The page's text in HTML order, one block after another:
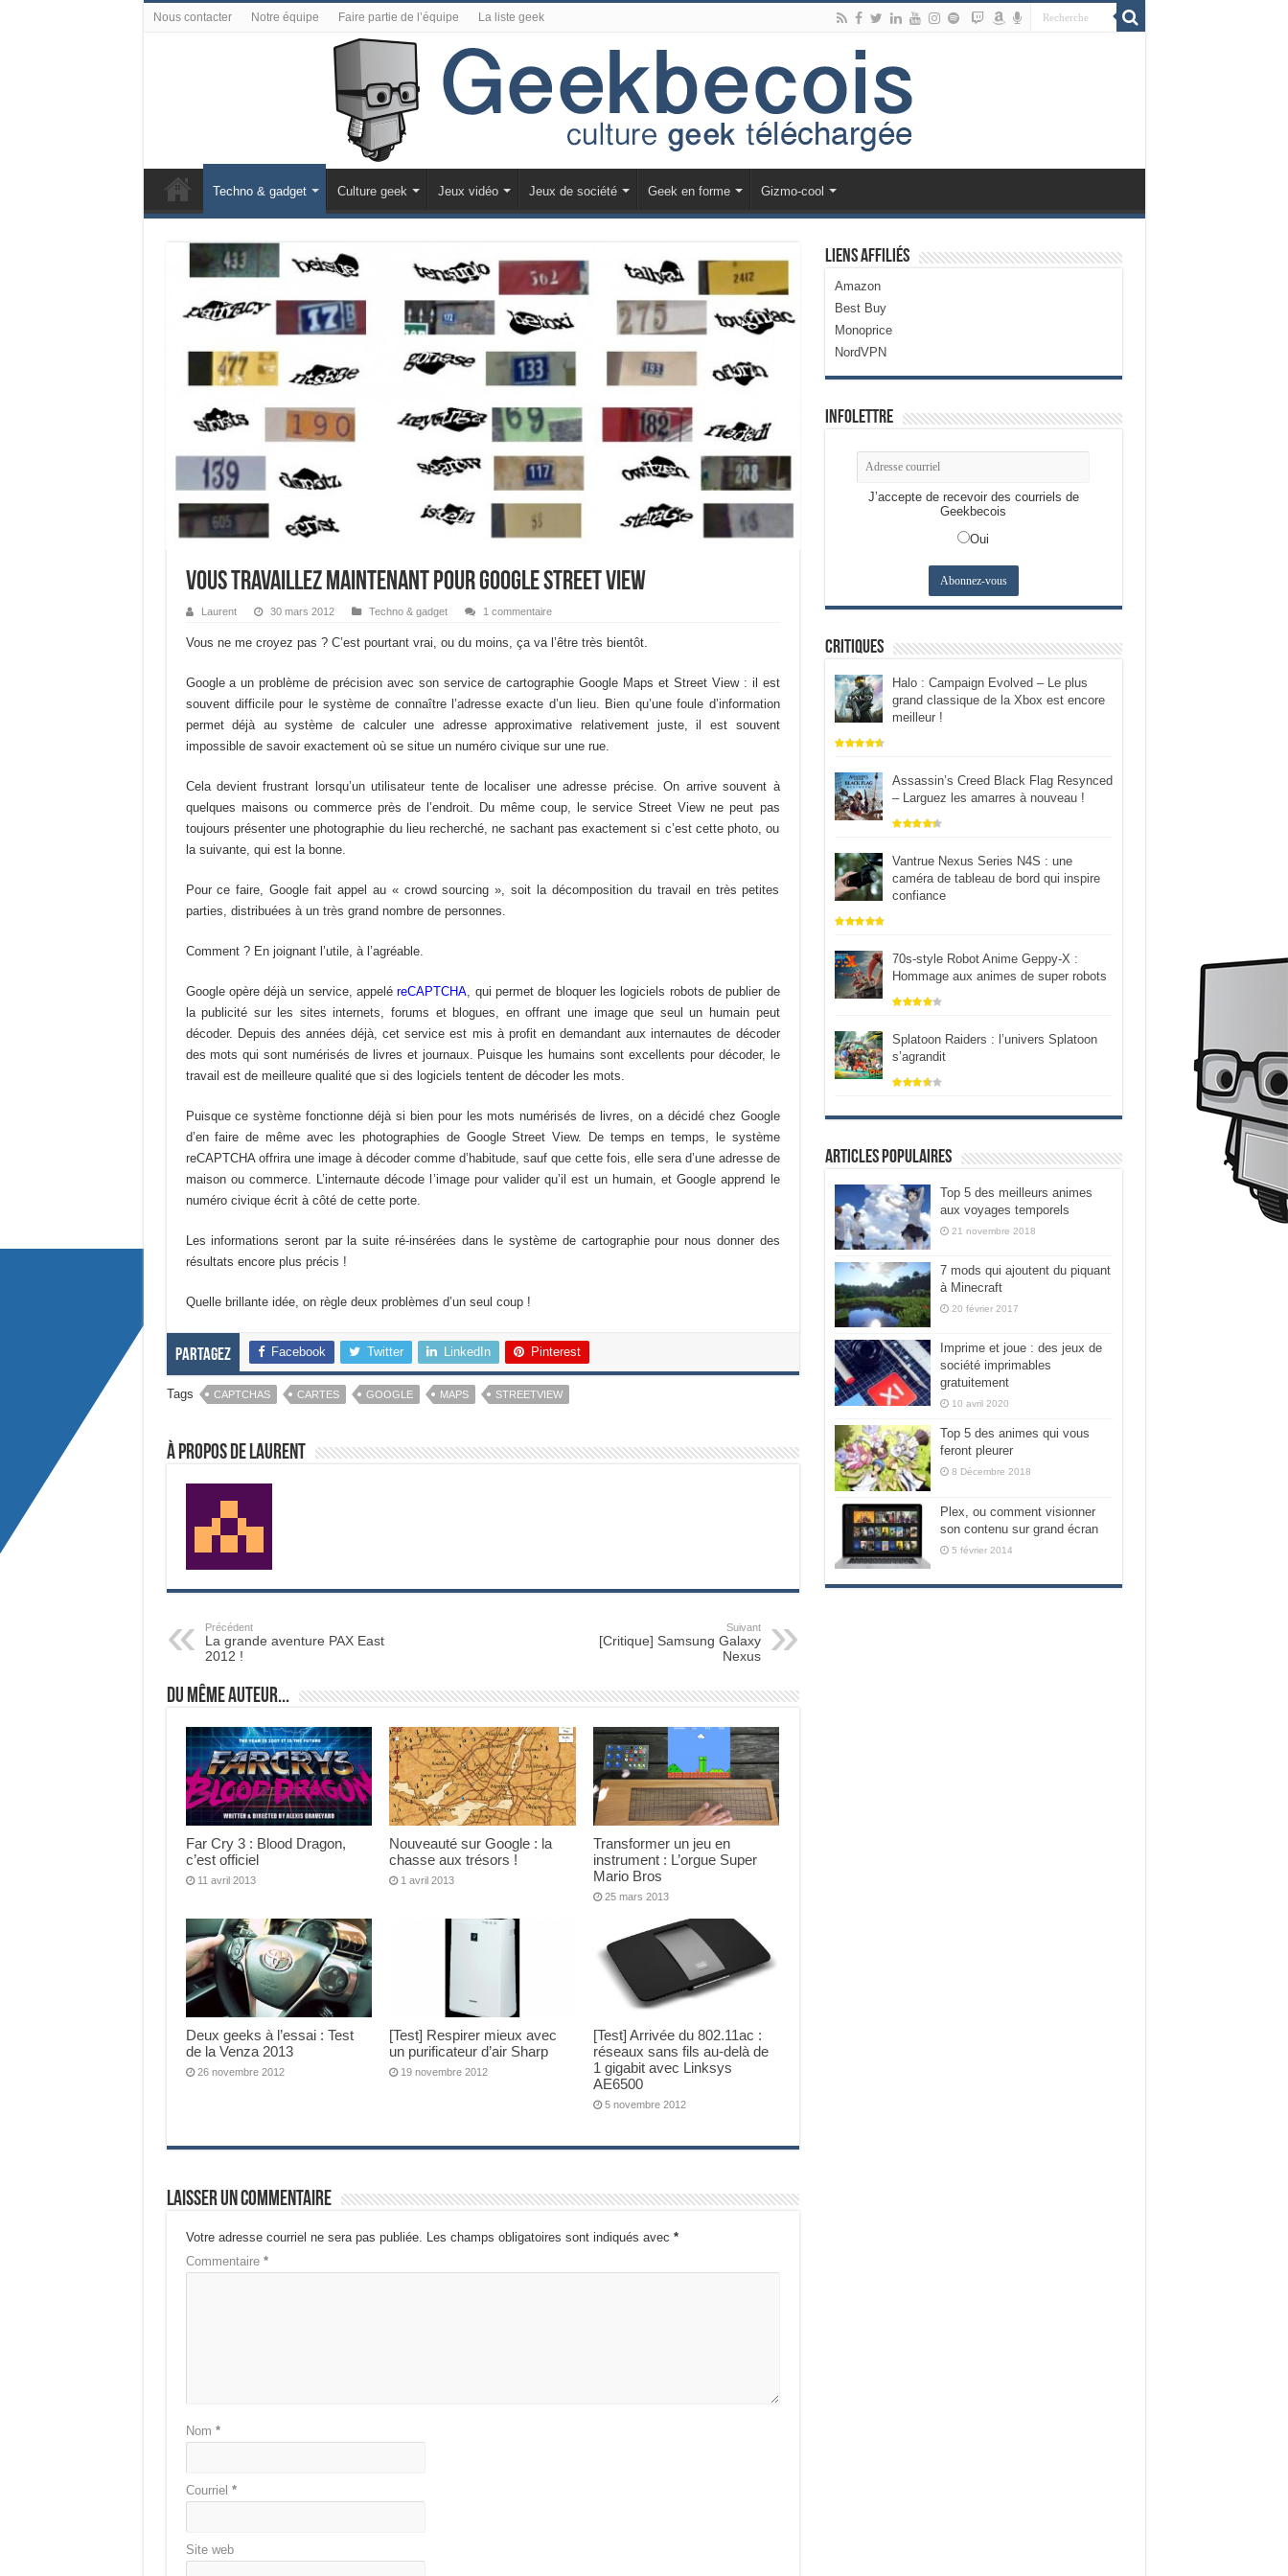
Nous contacter Notre équipe Faire partie de l’équipe La liste geek
Techno & gadget Culture geek Jeux vidéo Jeux de société Geek en forme Gizmo-cool
Vous travaillez maintenant pour Google Street View
Laurent 30 mars 2012 Techno & gadget 1 commentaire
Vous ne me croyez pas ? C’est pourtant vrai, ou du moins, ça va l’être très bientôt.
Google a un problème de précision avec son service de cartographie Google Maps et Street View : il est
souvent difficile pour le système de connaître l’adresse exacte d’un lieu. Bien qu’une foule d’information
permet déjà au système de calculer une adresse approximative relativement juste, il est souvent
impossible de savoir exactement où se situe un numéro civique sur une rue.
Cela devient frustrant lorsqu’un utilisateur tente de localiser une adresse précise. On arrive souvent à
quelques maisons ou commerce près de l’endroit. Du même coup, le service Street View ne peut pas
toujours présenter une photographie du lieu recherché, ne sachant pas exactement si c’est cette photo, ou
la suivante, qui est la bonne.
Pour ce faire, Google fait appel au « crowd sourcing », soit la décomposition du travail en très petites
parties, distribuées à un très grand nombre de personnes.
Comment ? En joignant l’utile, à l’agréable.
Google opère déjà un service, appeléreCAPTCHA , qui permet de bloquer les logiciels robots de publier de
la publicité sur les sites internets, forums et blogues, en offrant une image que seul un humain peut
décoder. Depuis des années déjà, cet service est mis à profit en demandant aux internautes de décoder
des mots qui sont numérisés de livres et journaux. Puisque les humains sont excellents pour décoder, le
travail est de meilleure qualité que si des logiciels tentent de décoder les mots.
Puisque ce système fonctionne déjà si bien pour les mots numérisés de livres, on a décidé chez Google
d’en faire de même avec les photographies de Google Street View. De temps en temps, le système
reCAPTCHA offrira une image à décoder comme d’habitude, sauf que cette fois, elle sera d’une adresse de
maison ou commerce. L’internaute décode l’image pour valider qu’il est un humain, et Google apprend le
numéro civique écrit à côté de cette porte.
Les informations seront par la suite ré-insérées dans le système de cartographie pour nous donner des
résultats encore plus précis !
Quelle brillante idée, on règle deux problèmes d’un seul coup !
Partagez Facebook Twitter LinkedIn Pinterest
Tags CAPTCHAS CARTES GOOGLE MAPS STREETVIEW
À propos de Laurent
Précédent
La grande aventure PAX East
2012 !
Suivant
[Critique] Samsung Galaxy
Nexus
Du même auteur...
Far Cry 3 : Blood Dragon,
c’est officiel
11 avril 2013
Nouveauté sur Google : la
chasse aux trésors !
1 avril 2013
Transformer un jeu en
instrument : L’orgue Super
Mario Bros
25 mars 2013
Deux geeks à l’essai : Test
de la Venza 2013
26 novembre 2012
[Test] Respirer mieux avec
un purificateur d’air Sharp
19 novembre 2012
[Test] Arrivée du 802.11ac :
réseaux sans fils au-delà de
1 gigabit avec Linksys
AE6500
5 novembre 2012
Laisser un commentaire
Votre adresse courriel ne sera pas publiée. Les champs obligatoires sont indiqués avec *
Commentaire *
Nom *
Courriel *
Site web
Liens Affiliés
Amazon
Best Buy
Monoprice
NordVPN
Infolettre
J’accepte de recevoir des courriels de
Geekbecois
Oui
Critiques
Halo : Campaign Evolved – Le plus
grand classique de la Xbox est encore
meilleur !
Assassin’s Creed Black Flag Resynced
– Larguez les amarres à nouveau !
Vantrue Nexus Series N4S : une
caméra de tableau de bord qui inspire
confiance
70s-style Robot Anime Geppy-X :
Hommage aux animes de super robots
Splatoon Raiders : l’univers Splatoon
s’agrandit
Articles populaires
Top 5 des meilleurs animes
aux voyages temporels
21 novembre 2018
7 mods qui ajoutent du piquant
à Minecraft
20 février 2017
Imprime et joue : des jeux de
société imprimables
gratuitement
10 avril 2020
Top 5 des animes qui vous
feront pleurer
8 Décembre 2018
Plex, ou comment visionner
son contenu sur grand écran
5 février 2014